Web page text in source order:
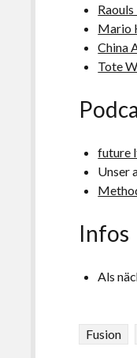
Mario
China
Tote
future
Unser
Infos
Als
Fusion